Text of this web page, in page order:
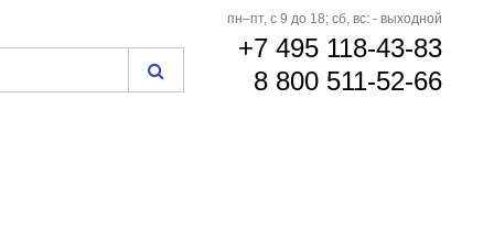
пн–пт, с 9 до 18; сб, вс: - выходной
+7 495 118-43-83
8 800 511-52-66